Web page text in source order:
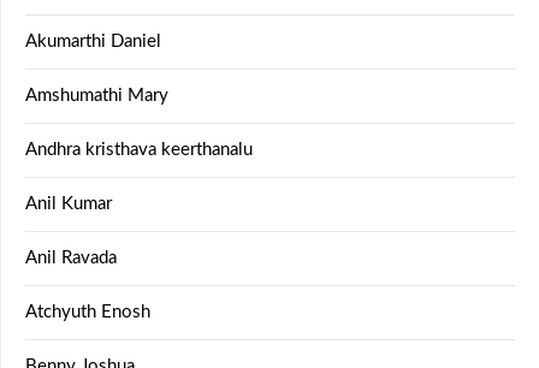
Akumarthi Daniel
Amshumathi Mary
Andhra kristhava keerthanalu
Anil Kumar
Anil Ravada
Atchyuth Enosh